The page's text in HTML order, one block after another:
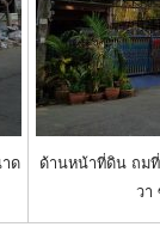
ด
ด้านหน้าที่ดิน ถม
วา